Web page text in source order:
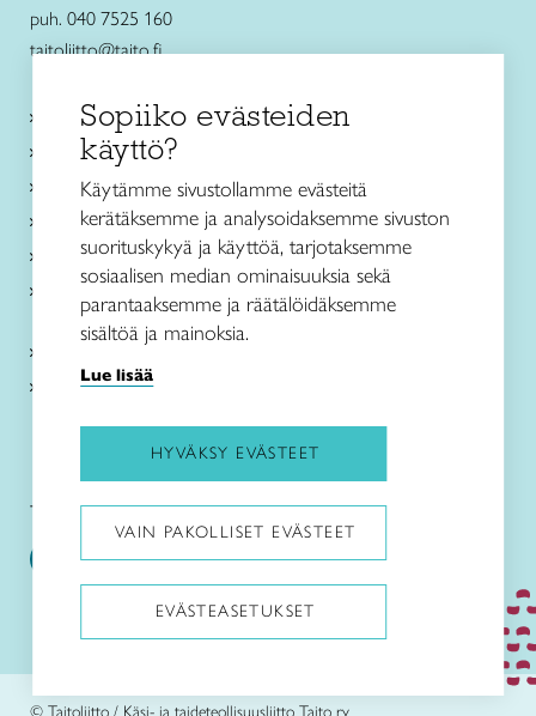
puh. 040 7525 160
taitoliitto@taito.fi
Käsityökurssit ja koulutus
Ajankohtaista
Käsityöohjeet
Me olemme Taito
Paikallinen toiminta
Verkkokaupat
Kirjaudu Arviin
Kirjaudu Taitocampukseen
Taitoliitto: Taito-lehti:
© Taitoliitto / Käsi- ja taideteollisuusliitto Taito ry
Sopiiko evästeiden
käyttö?
Käytämme sivustollamme evästeitä
kerätäksemme ja analysoidaksemme sivuston
suorituskykyä ja käyttöä, tarjotaksemme
sosiaalisen median ominaisuuksia sekä
parantaaksemme ja räätälöidäksemme
sisältöä ja mainoksia.
Lue lisää
HYVÄKSY EVÄSTEET
VAIN PAKOLLISET EVÄSTEET
EVÄSTEASETUKSET